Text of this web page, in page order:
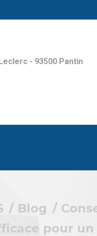
- 93500 Pantin
Blog
pour